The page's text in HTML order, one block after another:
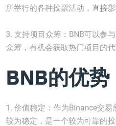
所举行的各种投票活动，直接影
3. 支持项目众筹：BNB可以参
众筹，有机会获取热门项目的代
BNB的优势
1. 价值稳定：作为Binance交
较为稳定，是一个较为可靠的投